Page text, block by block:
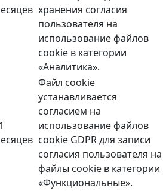
хранения согласия
пользователя на
использование файлов
cookie в категории
«Аналитика».
Файл cookie
устанавливается
согласием на
использование файлов
cookie GDPR для записи
согласия пользователя на
файлы cookie в категории
«Функциональные».